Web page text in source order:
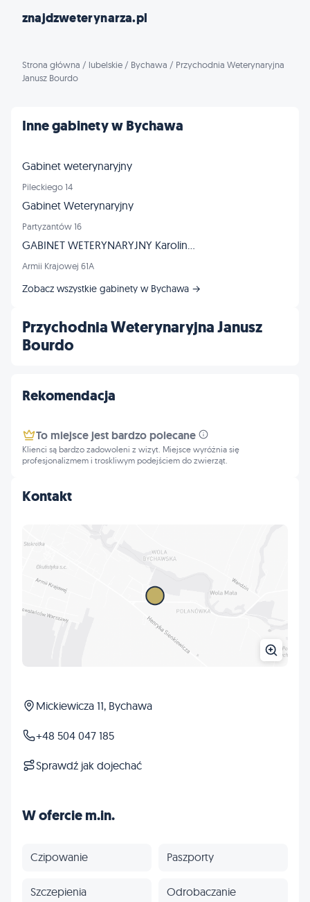
znajdzweterynarza.pl
Strona główna / lubelskie / Bychawa / Przychodnia Weterynaryjna
Janusz Bourdo
Przychodnia Weterynaryjna Janusz
Bourdo
Kontakt
Mickiewicza 11, Bychawa
+48 504 047 185
Sprawdź jak dojechać
W ofercie m.in.
Czipowanie Paszporty
Szczepienia Odrobaczanie
Inne gabinety w Bychawa
Gabinet weterynaryjny
Pileckiego 14
Gabinet Weterynaryjny
Partyzantów 16
GABINET WETERYNARYJNY Karolina Pijas
Armii Krajowej 61A
Zobacz wszystkie gabinety w Bychawa →
Rekomendacja
To miejsce jest bardzo polecane
Klienci są bardzo zadowoleni z wizyt. Miejsce wyróżnia się
profesjonalizmem i troskliwym podejściem do zwierząt.